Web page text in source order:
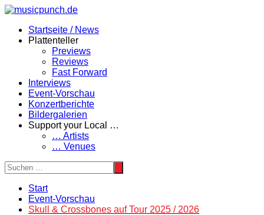
Zum
springenStartseite / News
Plattenteller
Previews
Reviews
Fast Forward
Interviews
Event-Vorschau
Konzertberichte
Bildergalerien
Support your Local …
… Artists
… Venues
Start
Event-Vorschau
Skull & Crossbones auf Tour 2025 / 2026